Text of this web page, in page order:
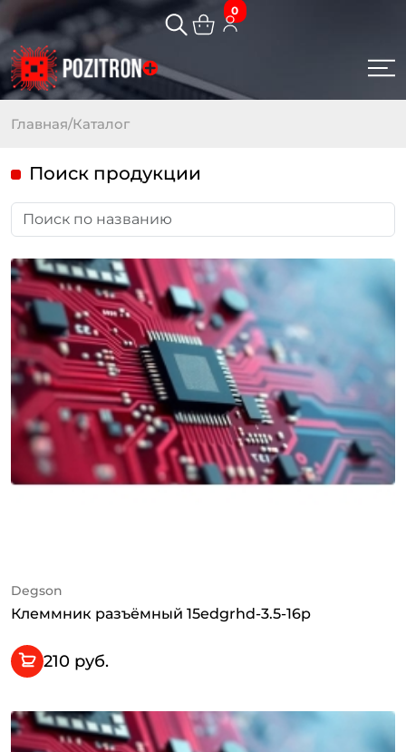
0
Главная/Каталог
Поиск продукции
Degson
Клеммник разъёмный 15edgrhd-3.5-16p
210 руб.